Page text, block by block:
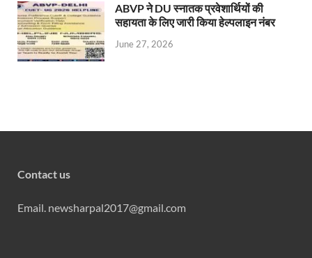
ABVP ने DU स्नातक प्रवेशार्थियों की
सहायता के लिए जारी किया हेल्पलाइन नंबर
June 27, 2026
Contact us
Email. newsharpal2017@gmail.com